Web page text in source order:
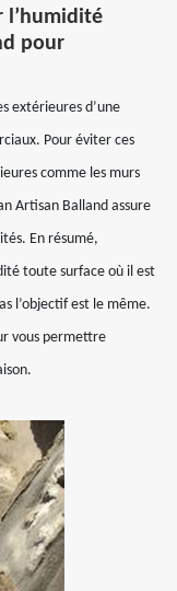
l’humidité
pour
extérieures d’une
Pour éviter ces
comme les murs
Artisan Balland assure
En résumé,
toute surface où il est
l’objectif est le même.
vous permettre